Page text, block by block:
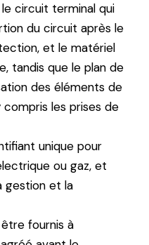
circuit terminal qui
du circuit après le
et le matériel
tandis que le plan de
des éléments de
compris les prises de
unique pour
ou gaz, et
gestion et la
fournis à